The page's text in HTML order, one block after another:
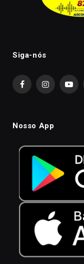
Siga-nós
FacebookInstagram
Nosso App